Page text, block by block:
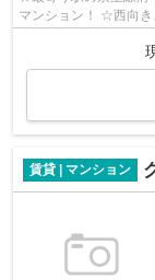
マンション！ ☆西向
賃貸 | マンション